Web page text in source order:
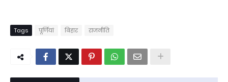
Tags पूर्णियां बिहार राजनीति